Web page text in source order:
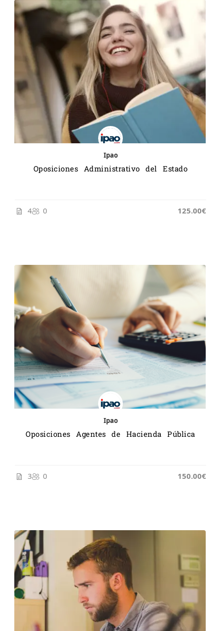
Ipao
Oposiciones Administrativo del Estado
4 0 125.00€
Ipao
Oposiciones Agentes de Hacienda Pública
3 0 150.00€